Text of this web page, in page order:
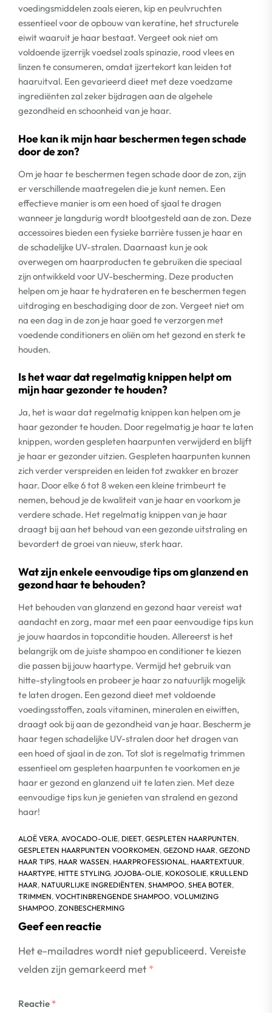
voedingsmiddelen zoals eieren, kip en peulvruchten
essentieel voor de opbouw van keratine, het structurele
eiwit waaruit je haar bestaat. Vergeet ook niet om
voldoende ijzerrijk voedsel zoals spinazie, rood vlees en
linzen te consumeren, omdat ijzertekort kan leiden tot
haaruitval. Een gevarieerd dieet met deze voedzame
ingrediënten zal zeker bijdragen aan de algehele
gezondheid en schoonheid van je haar.
Hoe kan ik mijn haar beschermen tegen schade
door de zon?
Om je haar te beschermen tegen schade door de zon, zijn
er verschillende maatregelen die je kunt nemen. Een
effectieve manier is om een hoed of sjaal te dragen
wanneer je langdurig wordt blootgesteld aan de zon. Deze
accessoires bieden een fysieke barrière tussen je haar en
de schadelijke UV-stralen. Daarnaast kun je ook
overwegen om haarproducten te gebruiken die speciaal
zijn ontwikkeld voor UV-bescherming. Deze producten
helpen om je haar te hydrateren en te beschermen tegen
uitdroging en beschadiging door de zon. Vergeet niet om
na een dag in de zon je haar goed te verzorgen met
voedende conditioners en oliën om het gezond en sterk te
houden.
Is het waar dat regelmatig knippen helpt om
mijn haar gezonder te houden?
Ja, het is waar dat regelmatig knippen kan helpen om je
haar gezonder te houden. Door regelmatig je haar te laten
knippen, worden gespleten haarpunten verwijderd en blijft
je haar er gezonder uitzien. Gespleten haarpunten kunnen
zich verder verspreiden en leiden tot zwakker en brozer
haar. Door elke 6 tot 8 weken een kleine trimbeurt te
nemen, behoud je de kwaliteit van je haar en voorkom je
verdere schade. Het regelmatig knippen van je haar
draagt bij aan het behoud van een gezonde uitstraling en
bevordert de groei van nieuw, sterk haar.
Wat zijn enkele eenvoudige tips om glanzend en
gezond haar te behouden?
Het behouden van glanzend en gezond haar vereist wat
aandacht en zorg, maar met een paar eenvoudige tips kun
je jouw haardos in topconditie houden. Allereerst is het
belangrijk om de juiste shampoo en conditioner te kiezen
die passen bij jouw haartype. Vermijd het gebruik van
hitte-stylingtools en probeer je haar zo natuurlijk mogelijk
te laten drogen. Een gezond dieet met voldoende
voedingsstoffen, zoals vitaminen, mineralen en eiwitten,
draagt ook bij aan de gezondheid van je haar. Bescherm je
haar tegen schadelijke UV-stralen door het dragen van
een hoed of sjaal in de zon. Tot slot is regelmatig trimmen
essentieel om gespleten haarpunten te voorkomen en je
haar er gezond en glanzend uit te laten zien. Met deze
eenvoudige tips kun je genieten van stralend en gezond
haar!
ALOË VERA, AVOCADO-OLIE, DIEET, GESPLETEN HAARPUNTEN,
GESPLETEN HAARPUNTEN VOORKOMEN, GEZOND HAAR, GEZOND
HAAR TIPS, HAAR WASSEN, HAARPROFESSIONAL, HAARTEXTUUR,
HAARTYPE, HITTE STYLING, JOJOBA-OLIE, KOKOSOLIE, KRULLEND
HAAR, NATUURLIJKE INGREDIËNTEN, SHAMPOO, SHEA BOTER,
TRIMMEN, VOCHTINBRENGENDE SHAMPOO, VOLUMIZING
SHAMPOO, ZONBESCHERMING
Geef een reactie
Het e-mailadres wordt niet gepubliceerd. Vereiste
velden zijn gemarkeerd met *
Reactie *